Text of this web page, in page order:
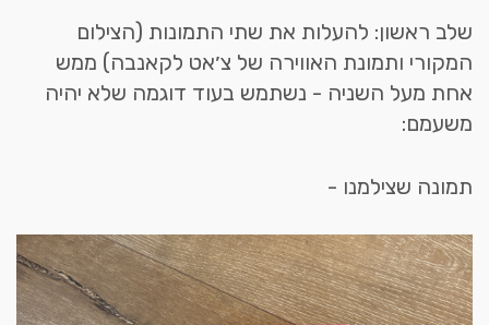
שלב ראשון: להעלות את שתי התמונות (הצילום
המקורי ותמונת האווירה של צ׳אט לקאנבה) ממש
אחת מעל השניה - נשתמש בעוד דוגמה שלא יהיה
משעמם:
תמונה שצילמנו -